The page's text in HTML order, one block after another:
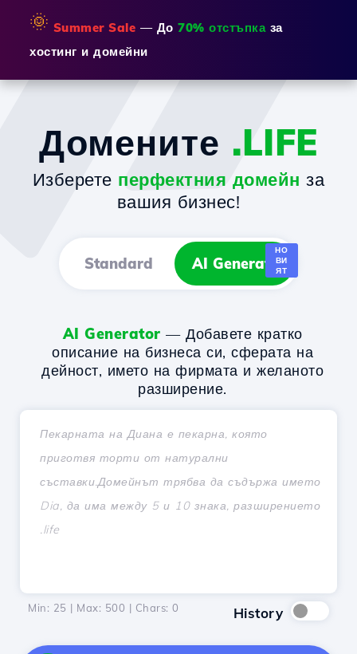
🌞 Summer Sale — До 70% отстъпказа
хостинг и домейни
Домените .LIFE
Изберете перфектния домейн за
вашия бизнес!
Standard AI Generator
НО
ВИ
ЯТ
AI Generator — Добавете кратко
описание на бизнеса си, сферата на
дейност, името на фирмата и желаното
разширение.
Min: 25 | Max: 500 | Chars: 0 History